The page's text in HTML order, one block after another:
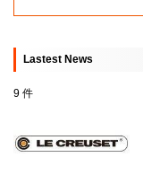
Lastest News
9 件